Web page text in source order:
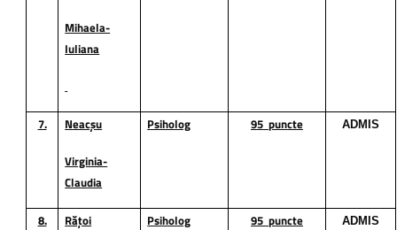
Mihaela-
Iuliana
7. Neacșu
Virginia-
Claudia
Psiholog 95 puncte ADMIS
8. Rățoi Psiholog 95 puncte ADMIS